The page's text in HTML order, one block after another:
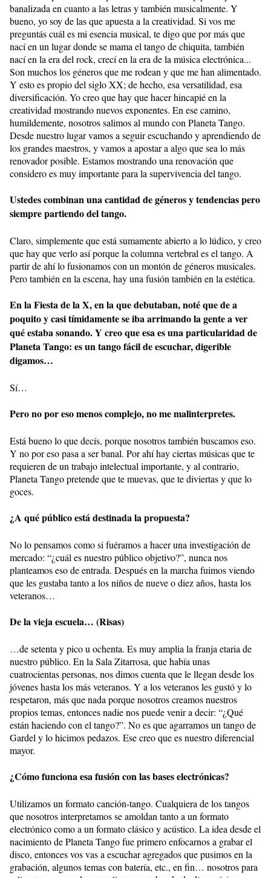
banalizada en cuanto a las letras y también musicalmente. Y
bueno, yo soy de las que apuesta a la creatividad. Si vos me
preguntás cuál es mi esencia musical, te digo que por más que
nací en un lugar donde se mama el tango de chiquita, también
nací en la era del rock, crecí en la era de la música electrónica...
Son muchos los géneros que me rodean y que me han alimentado.
Y esto es propio del siglo XX; de hecho, esa versatilidad, esa
diversificación. Yo creo que hay que hacer hincapié en la
creatividad mostrando nuevos exponentes. En ese camino,
humildemente, nosotros salimos al mundo con Planeta Tango.
Desde nuestro lugar vamos a seguir escuchando y aprendiendo de
los grandes maestros, y vamos a apostar a algo que sea lo más
renovador posible. Estamos mostrando una renovación que
considero es muy importante para la supervivencia del tango.
Ustedes combinan una cantidad de géneros y tendencias pero
siempre partiendo del tango.
Claro, simplemente que está sumamente abierto a lo lúdico, y creo
que hay que verlo así porque la columna vertebral es el tango. A
partir de ahí lo fusionamos con un montón de géneros musicales.
Pero también en la escena, hay una fusión también en la estética.
En la Fiesta de la X, en la que debutaban, noté que de a
poquito y casi tímidamente se iba arrimando la gente a ver
qué estaba sonando. Y creo que esa es una particularidad de
Planeta Tango: es un tango fácil de escuchar, digerible
digamos…
Sí…
Pero no por eso menos complejo, no me malinterpretes.
Está bueno lo que decís, porque nosotros también buscamos eso.
Y no por eso pasa a ser banal. Por ahí hay ciertas músicas que te
requieren de un trabajo intelectual importante, y al contrario,
Planeta Tango pretende que te muevas, que te diviertas y que lo
goces.
¿A qué público está destinada la propuesta?
No lo pensamos como si fuéramos a hacer una investigación de
mercado: “¿cuál es nuestro público objetivo?”, nunca nos
planteamos eso de entrada. Después en la marcha fuimos viendo
que les gustaba tanto a los niños de nueve o diez años, hasta los
veteranos…
De la vieja escuela… (Risas)
…de setenta y pico u ochenta. Es muy amplia la franja etaria de
nuestro público. En la Sala Zitarrosa, que había unas
cuatrocientas personas, nos dimos cuenta que le llegan desde los
jóvenes hasta los más veteranos. Y a los veteranos les gustó y lo
respetaron, más que nada porque nosotros creamos nuestros
propios temas, entonces nadie nos puede venir a decir: “¿Qué
están haciendo con el tango?”. No es que agarramos un tango de
Gardel y lo hicimos pedazos. Ese creo que es nuestro diferencial
mayor.
¿Cómo funciona esa fusión con las bases electrónicas?
Utilizamos un formato canción-tango. Cualquiera de los tangos
que nosotros interpretamos se amoldan tanto a un formato
electrónico como a un formato clásico y acústico. La idea desde el
nacimiento de Planeta Tango fue primero enfocarnos a grabar el
disco, entonces vos vas a escuchar agregados que pusimos en la
grabación, algunos temas con batería, etc., en fin… nosotros para